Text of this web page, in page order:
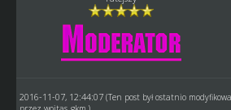
2016-11-07, 12:44:07 (Ten post był ostatnio